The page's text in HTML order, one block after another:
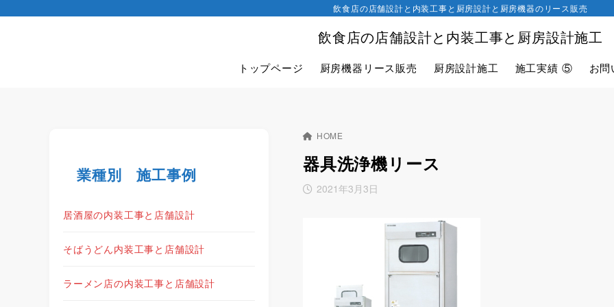
飲食店の店舗設計と内装工事と厨房設計施工
飲食店の店舗設計と内装工事と厨房設計と厨房機器のリース販売
トップページ 厨房機器リース販売 厨房設計施工 施工実績 ⑤ お
HOME
器具洗浄機リース
2021年3月3日
業種別 施工事例
居酒屋の内装工事と店舗設計
そばうどん内装工事と店舗設計
ラーメン店の内装工事と店舗設計